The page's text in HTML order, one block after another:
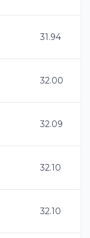
31.94
32.00
32.09
32.10
32.10